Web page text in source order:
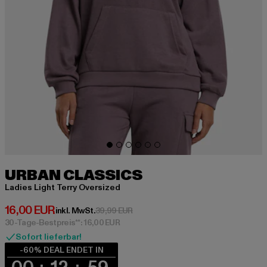
URBAN CLASSICS
Ladies Light Terry Oversized
16,00 EUR
Derzeitiger Preis: 16,00 EUR
inkl. MwSt.39,99 EURAktionspreis: 39,99 EUR
30-Tage-Bestpreis**: 16,00 EUR
Sofort lieferbar!
-60% DEAL ENDET IN